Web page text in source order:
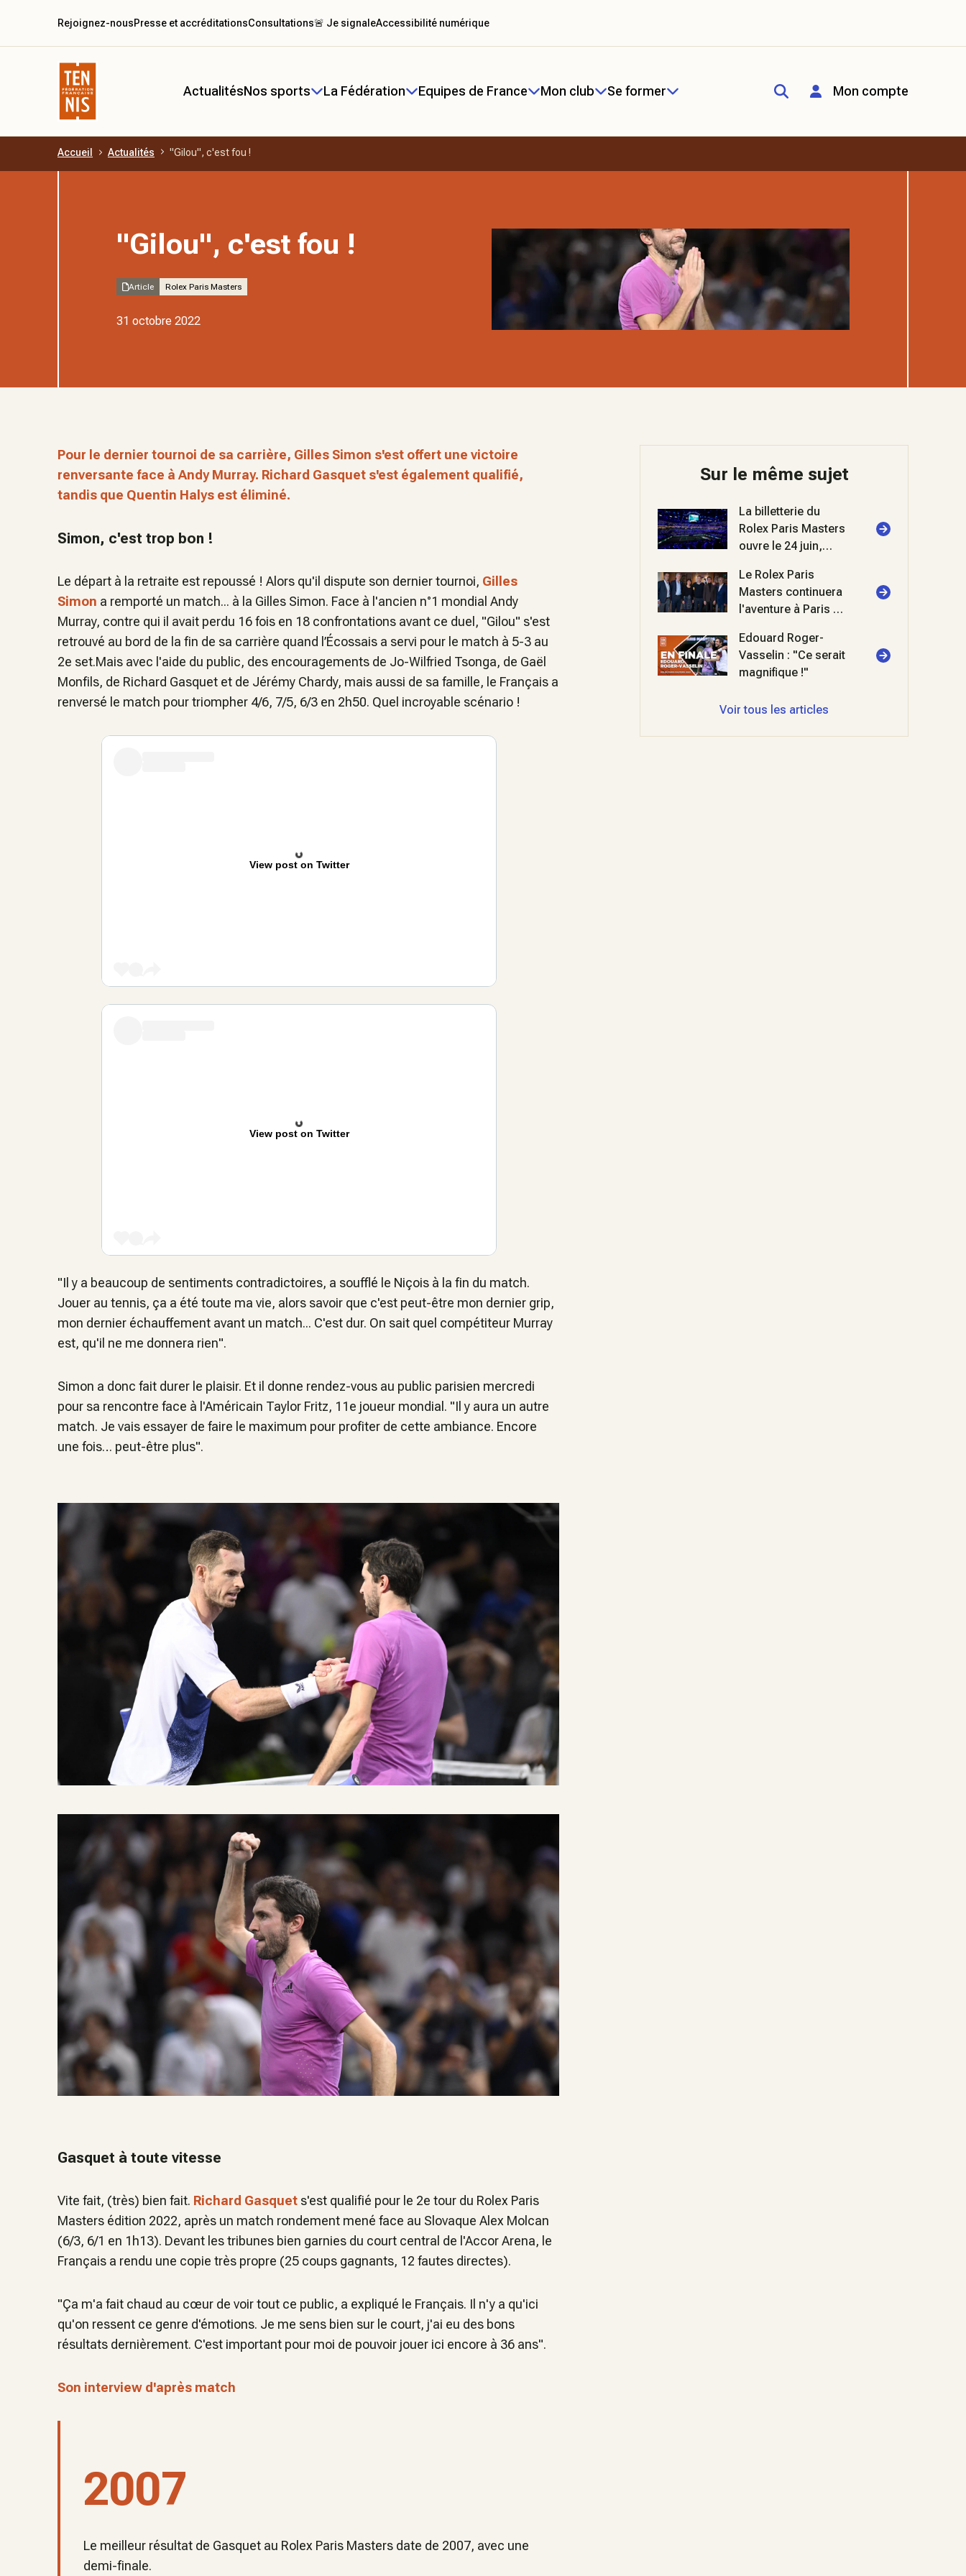
Aller au contenu principal
ActualitésNos sports La Fédération Equipes de France Mon club Se former Mon compte
Rejoignez-nousPresse et accréditationsConsultations🚨 Je signaleAccessibilité numérique
Accueil Actualités "Gilou", c'est fou !
"Gilou", c'est fou !
Article Rolex Paris Masters
31 octobre 2022
Pour le dernier tournoi de sa carrière, Gilles Simon s'est offert une victoire
renversante face à Andy Murray. Richard Gasquet s'est également qualifié,
tandis que Quentin Halys est éliminé.
Simon, c'est trop bon !
Le départ à la retraite est repoussé ! Alors qu'il dispute son dernier tournoi, Gilles
Simon a remporté un match... à la Gilles Simon. Face à l'ancien n°1 mondial Andy
Murray, contre qui il avait perdu 16 fois en 18 confrontations avant ce duel, "Gilou" s'est
retrouvé au bord de la fin de sa carrière quand l’Écossais a servi pour le match à 5-3 au
2e set.Mais avec l'aide du public, des encouragements de Jo-Wilfried Tsonga, de Gaël
Monfils, de Richard Gasquet et de Jérémy Chardy, mais aussi de sa famille, le Français a
renversé le match pour triompher 4/6, 7/5, 6/3 en 2h50. Quel incroyable scénario !
View post on Twitter
View post on Twitter
"Il y a beaucoup de sentiments contradictoires, a soufflé le Niçois à la fin du match.
Jouer au tennis, ça a été toute ma vie, alors savoir que c'est peut-être mon dernier grip,
mon dernier échauffement avant un match... C'est dur. On sait quel compétiteur Murray
est, qu'il ne me donnera rien".
Simon a donc fait durer le plaisir. Et il donne rendez-vous au public parisien mercredi
pour sa rencontre face à l'Américain Taylor Fritz, 11e joueur mondial. "Il y aura un autre
match. Je vais essayer de faire le maximum pour profiter de cette ambiance. Encore
une fois… peut-être plus".
Gasquet à toute vitesse
Vite fait, (très) bien fait. Richard Gasquet s'est qualifié pour le 2e tour du Rolex Paris
Masters édition 2022, après un match rondement mené face au Slovaque Alex Molcan
(6/3, 6/1 en 1h13). Devant les tribunes bien garnies du court central de l'Accor Arena, le
Français a rendu une copie très propre (25 coups gagnants, 12 fautes directes).
"Ça m'a fait chaud au cœur de voir tout ce public, a expliqué le Français. Il n'y a qu'ici
qu'on ressent ce genre d'émotions. Je me sens bien sur le court, j'ai eu des bons
résultats dernièrement. C'est important pour moi de pouvoir jouer ici encore à 36 ans".
Son interview d'après match
2007
Le meilleur résultat de Gasquet au Rolex Paris Masters date de 2007, avec une
demi-finale.
Sur le même sujet
La billetterie du
Rolex Paris Masters
ouvre le 24 juin,
40 ans du tournoi !
Le Rolex Paris
Masters continuera
l'aventure à Paris La
Edouard Roger-
Vasselin : "Ce serait
magnifique !"
Voir tous les articles